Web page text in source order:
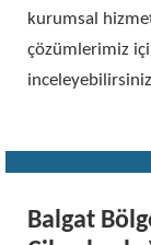
kurumsal
çözümlerimiz
Balgat